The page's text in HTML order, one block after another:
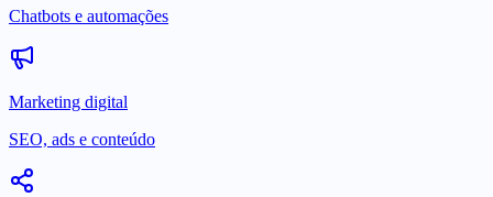
Chatbots e automações
Marketing digital
SEO, ads e conteúdo